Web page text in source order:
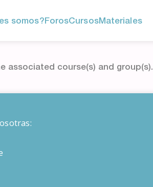
somos?ForosCursosMateriales
associated course(s) and group(s).